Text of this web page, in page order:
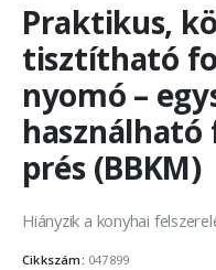
Praktikus,
tisztítható
nyomó –
prés (BBKM)
Hiányzik a konyhai
Cikkszám: 047899